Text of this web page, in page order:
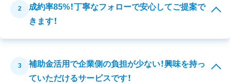
2
成約率85%！丁寧なフォローで安心してご提案で
きます！
3
補助金活用で企業側の負担が少ない！興味を持っ
ていただけるサービスです！